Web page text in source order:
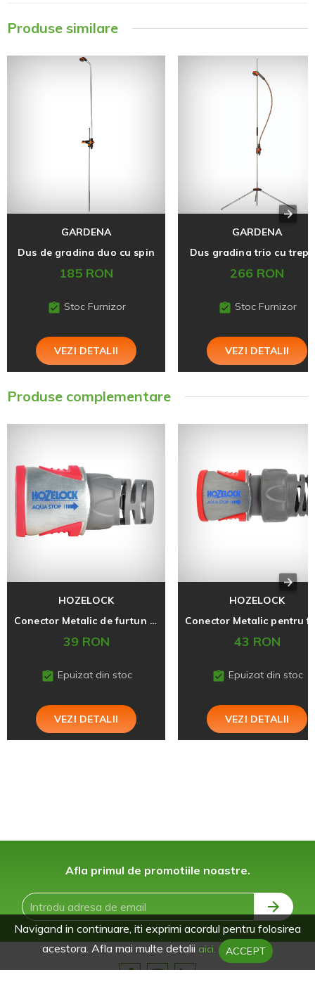
Produse similare
GARDENA
Dus de gradina duo cu spin
185 RON
Stoc Furnizor
VEZI DETALII
GARDENA
Dus gradina trio cu
266 RON
Stoc Furnizor
VEZI DETALII
Produse complementare
HOZELOCK
Conector Metalic de furtun cu Aqua Stop 12,5 mm (1/2'')
39 RON
Epuizat din stoc
VEZI DETALII
HOZELOCK
43 RON
Epuizat din stoc
VEZI DETALII
Afla primul de promotiile noastre.
Navigand in continuare, iti exprimi acordul pentru folosirea
acestora. Afla mai multe detalii aici. ACCEPT